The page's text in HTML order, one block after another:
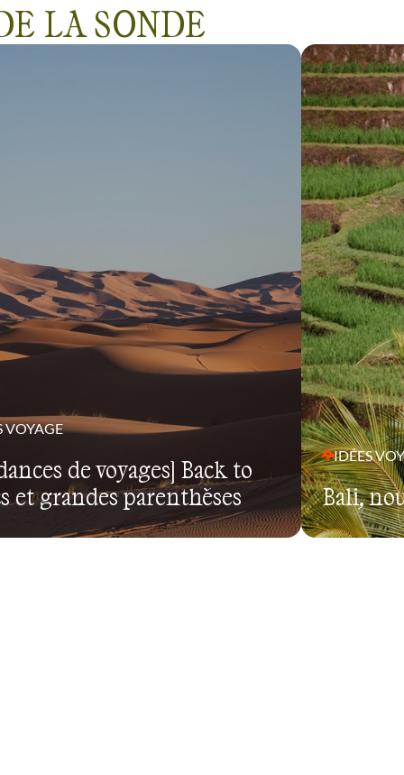
beaux paysages
également.
LA SONDE
VOYAGE
de voyages] Back to
et grandes parenthèses
IDÉES
Bali,